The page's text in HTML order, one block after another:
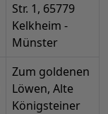
Str. 1, 65779
Kelkheim -
Münster
Zum goldenen
Löwen, Alte
Königsteiner